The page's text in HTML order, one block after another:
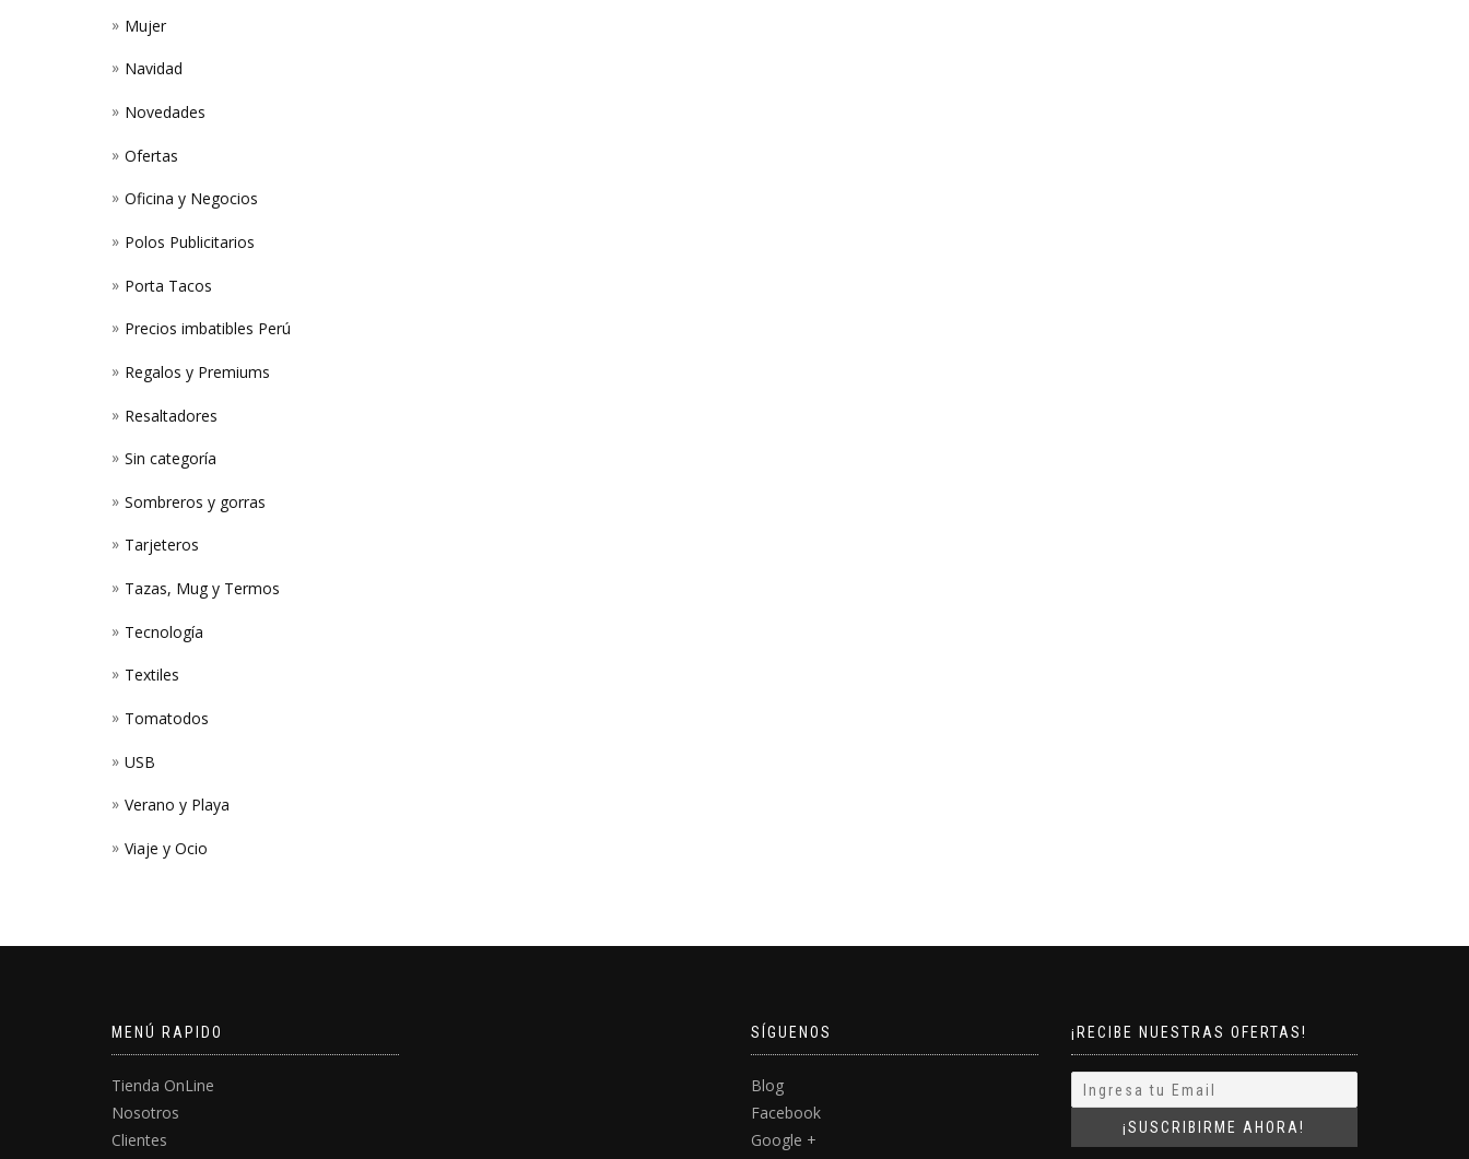
Mujer
Navidad
Novedades
Ofertas
Oficina y Negocios
Polos Publicitarios
Porta Tacos
Precios imbatibles Perú
Regalos y Premiums
Resaltadores
Sin categoría
Sombreros y gorras
Tarjeteros
Tazas, Mug y Termos
Tecnología
Textiles
Tomatodos
USB
Verano y Playa
Viaje y Ocio
MENÚ RAPIDO
Tienda OnLine
Nosotros
Clientes
SÍGUENOS
Blog
Facebook
Google +
¡RECIBE NUESTRAS OFERTAS!